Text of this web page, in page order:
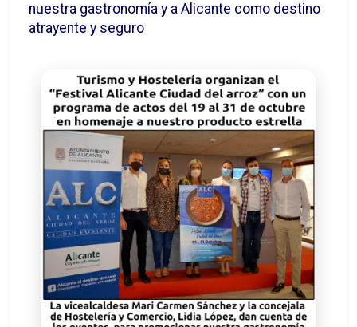
nuestra gastronomía y a Alicante como destino
atrayente y seguro